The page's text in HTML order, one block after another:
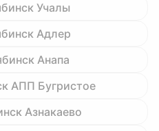
Учалы
Адлер
Анапа
АПП Бугристое
Азнакаево